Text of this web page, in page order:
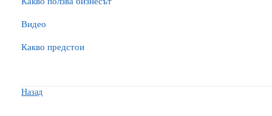
Видео
Какво предстои
Назад